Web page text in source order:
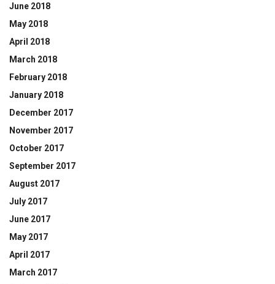
June 2018
May 2018
April 2018
March 2018
February 2018
January 2018
December 2017
November 2017
October 2017
September 2017
August 2017
July 2017
June 2017
May 2017
April 2017
March 2017